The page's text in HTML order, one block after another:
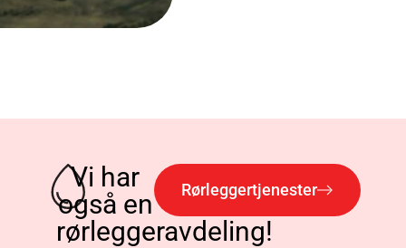
Vi har
også en
rørleggeravdeling!
Rørleggertjenester